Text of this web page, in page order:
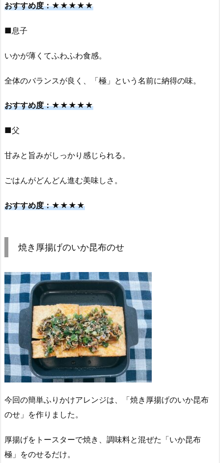
おすすめ度：★★★★★
■息子
いかが薄くてふわふわ食感。
全体のバランスが良く、「極」という名前に納得の味。
おすすめ度：★★★★★
■父
甘みと旨みがしっかり感じられる。
ごはんがどんどん進む美味しさ。
おすすめ度：★★★★
焼き厚揚げのいか昆布のせ
今回の簡単ふりかけアレンジは、「焼き厚揚げのいか昆布
のせ」を作りました。
厚揚げをトースターで焼き、調味料と混ぜた「いか昆布
極」をのせるだけ。